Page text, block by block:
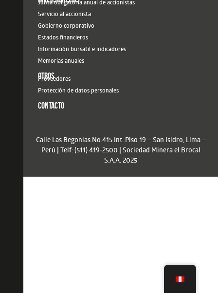
Junta obligatoria anual de accionistas
Servicio al accionista
Gobierno corporativo
Estados financieros
Información bursatil e indicadores
Memorias anuales
OTROS
Proveedores
Protección de datos personales
CONTACTO
Calle Las Begonias No.415 Int. Piso 19 – San Isidro, Lima –
Perú | Telf: (511) 419-2500 | Sociedad Minera el Brocal
S.A.A. 2025